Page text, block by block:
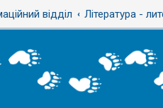
відділ Література -